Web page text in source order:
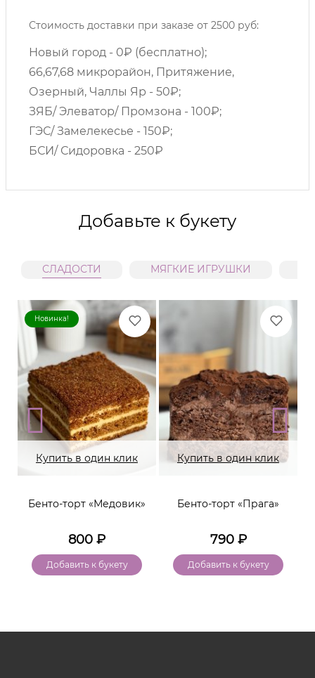
Стоимость доставки при заказе от 2500 руб:
Новый город - 0₽ (бесплатно);
66,67,68 микрорайон, Притяжение,
Озерный, Чаллы Яр - 50₽;
ЗЯБ/ Элеватор/ Промзона - 100₽;
ГЭС/ Замелекесье - 150₽;
БСИ/ Сидоровка - 250₽
Добавьте к букету
СЛАДОСТИ МЯГКИЕ ИГРУШКИ
Новинка!
Купить в один клик
Бенто-торт «Медовик»
800 ₽
Добавить к букету
Купить в один клик
Бенто-торт «Прага»
790₽
Добавить к букету